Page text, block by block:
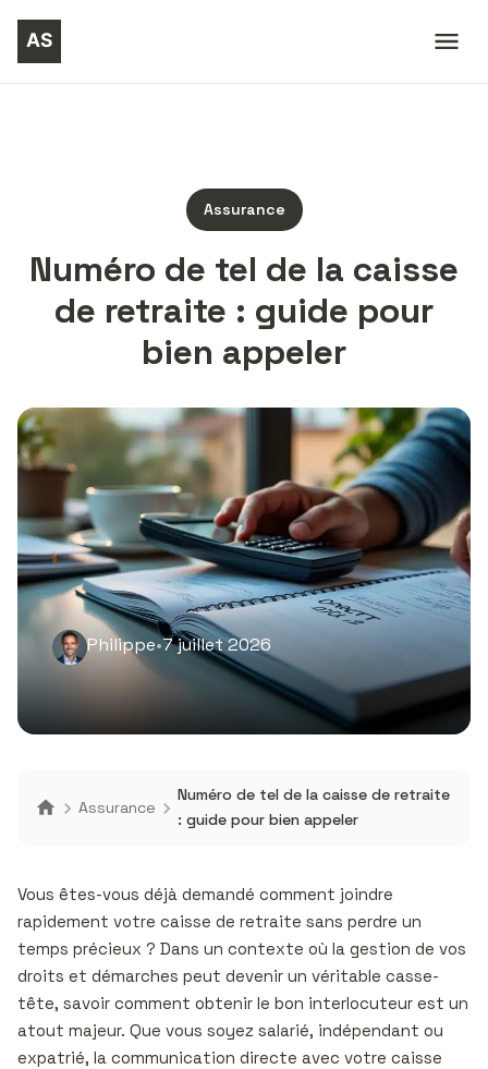
Assurance
Numéro de tel de la caisse
de retraite : guide pour
bien appeler
Philippe•7 juillet 2026
Assurance
Numéro de tel de la caisse de retraite
: guide pour bien appeler
Vous êtes-vous déjà demandé comment joindre
rapidement votre caisse de retraite sans perdre un
temps précieux ? Dans un contexte où la gestion de vos
droits et démarches peut devenir un véritable casse-
tête, savoir comment obtenir le bon interlocuteur est un
atout majeur. Que vous soyez salarié, indépendant ou
expatrié, la communication directe avec votre caisse